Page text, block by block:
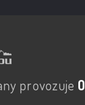
provozuje